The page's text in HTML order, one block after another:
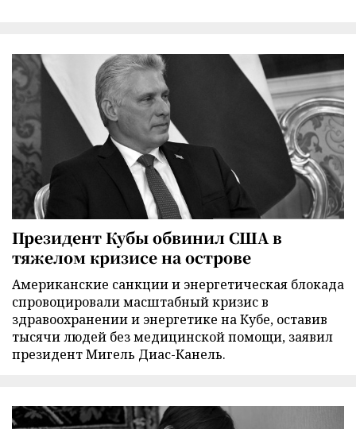
Президент Кубы обвинил США в
тяжелом кризисе на острове
Американские санкции и энергетическая блокада
спровоцировали масштабный кризис в
здравоохранении и энергетике на Кубе, оставив
тысячи людей без медицинской помощи, заявил
президент Мигель Диас-Канель.